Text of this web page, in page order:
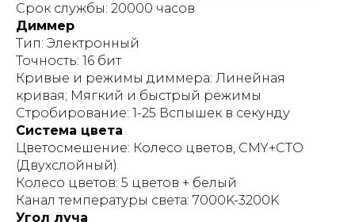
Срок службы: 20000 часов
Диммер
Тип: Электронный
Точность: 16 бит
Кривые и режимы диммера: Линейная
кривая; Мягкий и быстрый режимы
Стробирование: 1-25 Вспышек в секунду
Система цвета
Цветосмешение: Колесо цветов, CMY+CTO
(Двухслойный)
Колесо цветов: 5 цветов + белый
Канал температуры света: 7000K-3200K
Угол луча